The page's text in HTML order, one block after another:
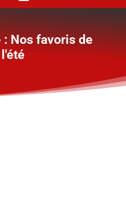
Nos favoris de
l'été